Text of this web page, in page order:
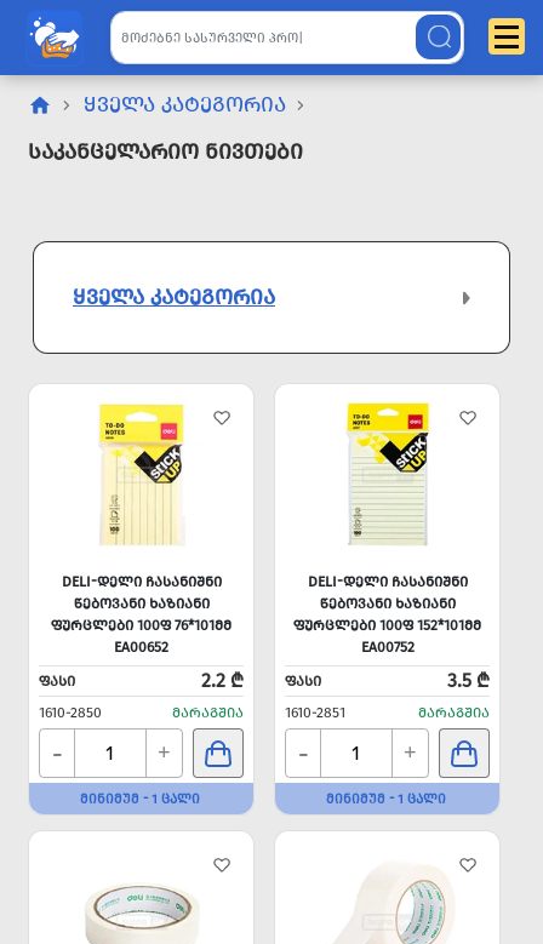
ᲧᲕᲔᲚᲐ ᲙᲐᲢᲔᲒᲝᲠᲘᲐ
Საკანცელარიო Ნივთები
ᲧᲕᲔᲚᲐ ᲙᲐᲢᲔᲒᲝᲠᲘᲐ
DELI-ᲓᲔᲚᲘ ᲩᲐᲡᲐᲜᲘᲨᲜᲘ
ᲬᲔᲑᲝᲕᲐᲜᲘ ᲮᲐᲖᲘᲐᲜᲘ
ᲤᲣᲠᲪᲚᲔᲑᲘ 100Ფ 76*101ᲛᲛ
EA00652
ᲤᲐᲡᲘ
2.2 ₾
1610-2850 ᲛᲐᲠᲐᲒᲨᲘᲐ
- +
ᲛᲘᲜᲘᲛᲣᲛ - 1 ᲪᲐᲚᲘ
DELI-ᲓᲔᲚᲘ ᲩᲐᲡᲐᲜᲘᲨᲜᲘ
ᲬᲔᲑᲝᲕᲐᲜᲘ ᲮᲐᲖᲘᲐᲜᲘ
ᲤᲣᲠᲪᲚᲔᲑᲘ 100Ფ 152*101ᲛᲛ
EA00752
ᲤᲐᲡᲘ
3.5 ₾
1610-2851 ᲛᲐᲠᲐᲒᲨᲘᲐ
- +
ᲛᲘᲜᲘᲛᲣᲛ - 1 ᲪᲐᲚᲘ